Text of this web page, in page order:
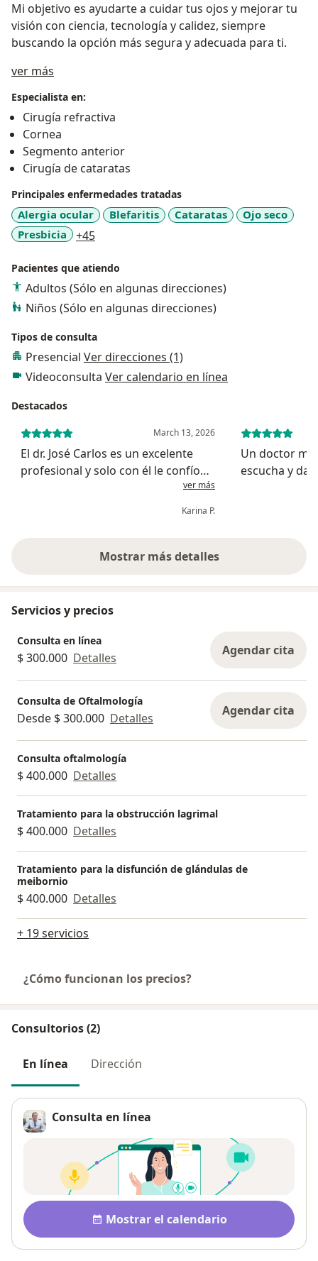
Mi objetivo es ayudarte a cuidar tus ojos y mejorar tu
visión con ciencia, tecnología y calidez, siempre
buscando la opción más segura y adecuada para ti.
ver más
Especialista en:
Cirugía refractiva
Cornea
Segmento anterior
Cirugía de cataratas
Principales enfermedades tratadas
Alergia ocular Blefaritis Cataratas
Ojo seco
Presbicia
+45a11y_sr_more_diseases
Pacientes que atiendo
Adultos (Sólo en algunas direcciones)
Niños (Sólo en algunas direcciones)
Tipos de consulta
Presencial Ver direcciones (1)
Videoconsulta Ver calendario en línea
Destacados
March 13, 2026
El dr. José Carlos es un excelente
profesional y solo con él le confío
ver más
Karina P.
Un doctor
escucha y da
Mostrar más detalles
sobre la experiencia
Servicios y precios
Consulta en línea
$ 300.000 Detalles Agendar cita
Consulta de Oftalmología
Desde $ 300.000 Detalles Agendar cita
Consulta oftalmología
$ 400.000 Detalles
Tratamiento para la obstrucción lagrimal
$ 400.000 Detalles
Tratamiento para la disfunción de glándulas de
meibornio
$ 400.000 Detalles
+ 19 servicios
¿Cómo funcionan los precios?
Consultorios (2)
En línea Dirección
Consulta en línea
Disponibilidad
Mostrar el calendario